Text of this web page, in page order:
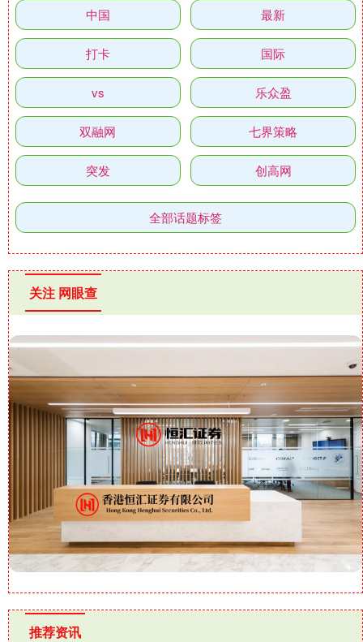
中国 最新
打卡 国际
vs 乐众盈
双融网 七界策略
突发 创高网
全部话题标签
关注 网眼查
推荐资讯